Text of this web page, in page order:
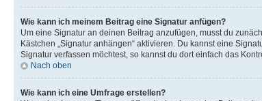
Wie kann ich meinem Beitrag eine Signatur anfügen?
Um eine Signatur an deinen Beitrag anzufügen, musst du
Kästchen „Signatur anhängen“ aktivieren. Du kannst eine
Signatur verfassen möchtest, so kannst du dort einfach das
Nach oben
Wie kann ich eine Umfrage erstellen?